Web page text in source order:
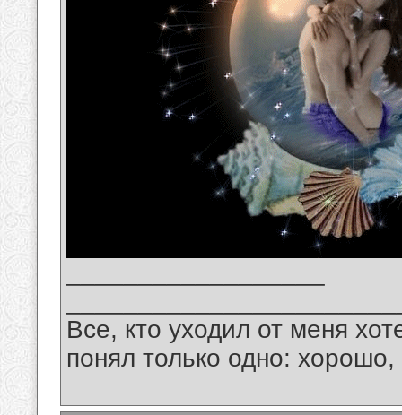
Все, кто уходил от меня
понял только одно: